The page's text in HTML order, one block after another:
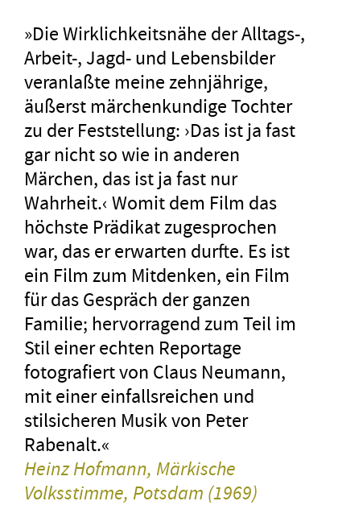
»Die Wirklichkeitsnähe der Alltags-,
Arbeit-, Jagd- und Lebensbilder
veranlaßte meine zehnjährige,
äußerst märchenkundige Tochter
zu der Feststellung: ›Das ist ja fast
gar nicht so wie in anderen
Märchen, das ist ja fast nur
Wahrheit.‹ Womit dem Film das
höchste Prädikat zugesprochen
war, das er erwarten durfte. Es ist
ein Film zum Mitdenken, ein Film
für das Gespräch der ganzen
Familie; hervorragend zum Teil im
Stil einer echten Reportage
fotografiert von Claus Neumann,
mit einer einfallsreichen und
stilsicheren Musik von Peter
Rabenalt.«
Heinz Hofmann, Märkische
Volksstimme, Potsdam (1969)